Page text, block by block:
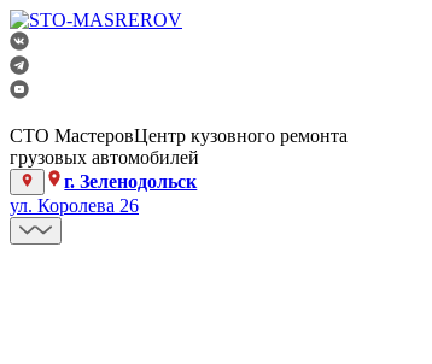
СТО МастеровЦентр кузовного ремонта
грузовых автомобилей
г. Зеленодольск
ул. Королева 26